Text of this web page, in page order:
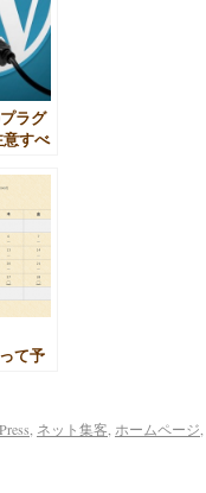
ラグ
すべ
て予
ネット集客 ホームページ